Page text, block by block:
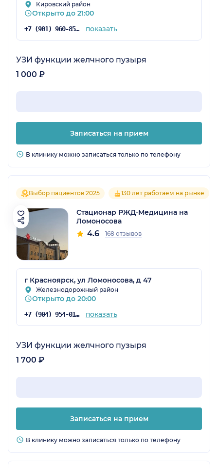
Кировский район
Открыто до 21:00
+7 (901) 960-85-93 показать
УЗИ функции желчного пузыря
1 000 ₽
Записаться на прием
В клинику можно записаться только по телефону
Выбор пациентов 2025 130 лет работаем на рынке
Стационар РЖД-Медицина на
Ломоносова
4.6 168 отзывов
г Красноярск, ул Ломоносова, д 47
Железнодорожный район
Открыто до 20:00
+7 (904) 954-01-78 показать
УЗИ функции желчного пузыря
1 700 ₽
Записаться на прием
В клинику можно записаться только по телефону